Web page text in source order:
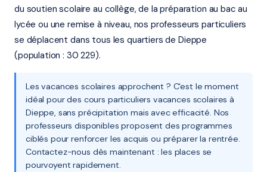
du soutien scolaire au collège, de la préparation au bac au
lycée ou une remise à niveau, nos professeurs particuliers
se déplacent dans tous les quartiers de Dieppe
(population : 30 229).
Les vacances scolaires approchent ? C'est le moment
idéal pour des cours particuliers vacances scolaires à
Dieppe, sans précipitation mais avec efficacité. Nos
professeurs disponibles proposent des programmes
ciblés pour renforcer les acquis ou préparer la rentrée.
Contactez-nous dès maintenant : les places se
pourvoyent rapidement.